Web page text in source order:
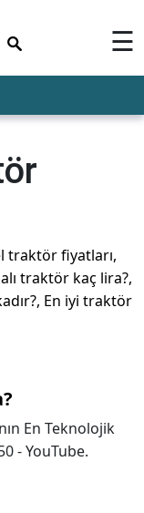
☰
traktör fiyatları,
traktör kaç lira?,
En iyi traktör
En Teknolojik
- YouTube.